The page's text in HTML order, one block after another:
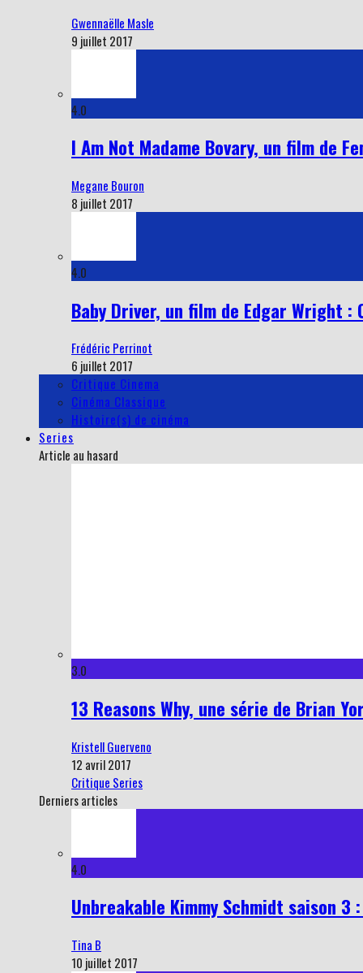
Gwennaëlle Masle
9 juillet 2017
4.0
I Am Not Madame Bovary, un film de
Megane Bouron
8 juillet 2017
4.0
Baby Driver, un film de Edgar Wright :
Frédéric Perrinot
6 juillet 2017
Critique Cinema
Cinéma Classique
Histoire(s) de cinéma
Series
Article au hasard
3.0
13 Reasons Why, une série de Brian
Kristell Guerveno
12 avril 2017
Critique Series
Derniers articles
4.0
Unbreakable Kimmy Schmidt saison 3
Tina B
10 juillet 2017